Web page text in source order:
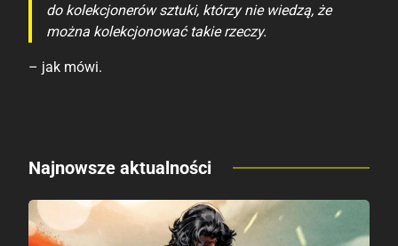
do kolekcjonerów sztuki, którzy nie wiedzą, że
można kolekcjonować takie rzeczy.
– jak mówi.
Najnowsze aktualności